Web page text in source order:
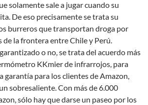
solamente sale a jugar cuando su
De eso precisamente se trata su
burreros que transportan droga por
de la frontera entre Chile y Perú.
o no, se trata del acuerdo más
KKmier de infrarrojos, para
garantía para los clientes de Amazon,
sobresaliente. Con más de 6.000
sólo hay que darse un paseo por los